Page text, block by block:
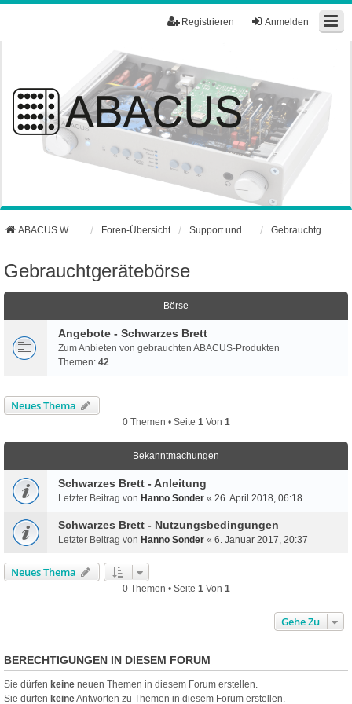
Anmelden
Registrieren
ABACUS Webseite Foren-Übersicht
Gebrauchtgerätebörse
Börse
Angebote - Schwarzes Brett
Zum Anbieten von gebrauchten ABACUS-Produkten
Themen: 42
Neues Thema
0 Themen • Seite 1 Von 1
Bekanntmachungen
Schwarzes Brett - Anleitung
Letzter Beitrag von Hanno Sonder « 26. April 2018, 06:18
Schwarzes Brett - Nutzungsbedingungen
Letzter Beitrag von Hanno Sonder « 6. Januar 2017, 20:37
Neues Thema
0 Themen • Seite 1 Von 1
Gehe Zu
BERECHTIGUNGEN IN DIESEM FORUM
Sie dürfen keine neuen Themen in diesem Forum erstellen.
Sie dürfen keineAntworten zu Themen in diesem Forum erstellen.